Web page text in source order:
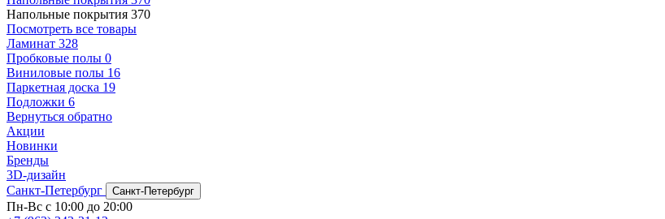
Напольные покрытия 370
Посмотреть все товары
Ламинат 328
Пробковые полы 0
Виниловые полы 16
Паркетная доска 19
Подложки 6
Вернуться обратно
Акции
Новинки
Бренды
3D-дизайн
Санкт-Петербург
Санкт-Петербург
Пн-Вс с 10:00 до 20:00